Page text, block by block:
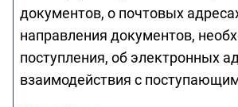
документов, о почтовых
направления документов,
поступления, об электронных
взаимодействия с